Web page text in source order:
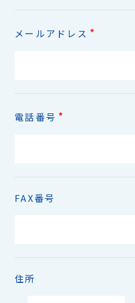
メールアドレス *
電話番号 *
FAX番号
住所